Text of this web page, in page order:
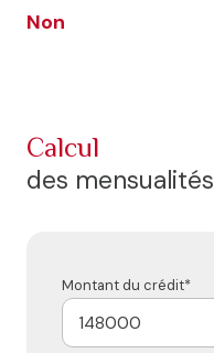
Non
calcul
des mensualités
Montant du crédit*